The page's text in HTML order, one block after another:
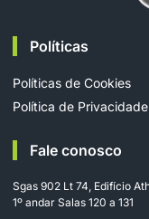
Políticas
Políticas de Cookies
Política de Privacidade
Fale conosco
Sgas 902 Lt 74, Edifício
1º andar Salas 120 a 131